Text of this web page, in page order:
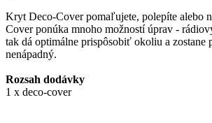
Kryt Deco-Cover pomaľujete, polepíte alebo
Cover ponúka mnoho možností úprav -
tak dá optimálne prispôsobiť okoliu a zostane
nenápadný.
Rozsah dodávky
1 x deco-cover